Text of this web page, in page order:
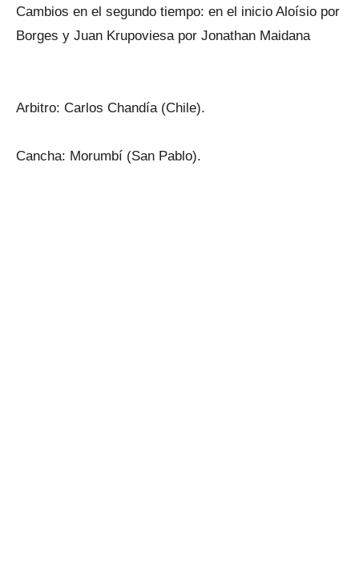
Cambios en el segundo tiempo: en el inicio Aloísio por
Borges y Juan Krupoviesa por Jonathan Maidana
Arbitro: Carlos Chandía (Chile).
Cancha: Morumbí (San Pablo).